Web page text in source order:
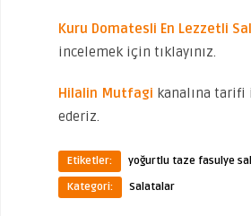
Kuru Domatesli En Lezzetli
incelemek için tıklayınız.
Hilalin Mutfagi kanalına
ederiz.
Etiketler:
yoğurtlu taze fasulye
Kategori:
Salatalar